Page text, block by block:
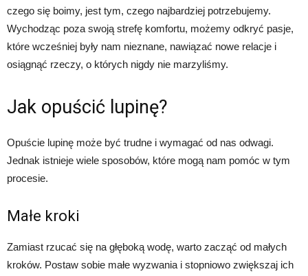
czego się boimy, jest tym, czego najbardziej potrzebujemy.
Wychodząc poza swoją strefę komfortu, możemy odkryć pasje,
które wcześniej były nam nieznane, nawiązać nowe relacje i
osiągnąć rzeczy, o których nigdy nie marzyliśmy.
Jak opuścić lupinę?
Opuście lupinę może być trudne i wymagać od nas odwagi.
Jednak istnieje wiele sposobów, które mogą nam pomóc w tym
procesie.
Małe kroki
Zamiast rzucać się na głęboką wodę, warto zacząć od małych
kroków. Postaw sobie małe wyzwania i stopniowo zwiększaj ich